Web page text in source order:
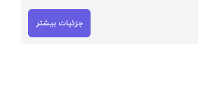
جزئیات بیشتر